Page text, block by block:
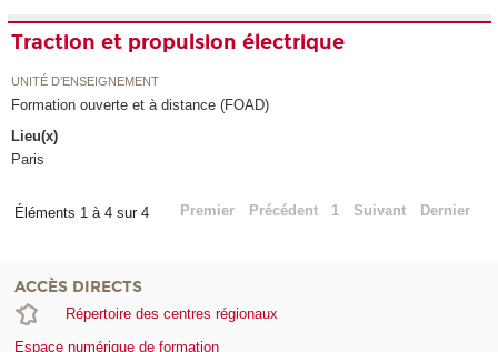
Traction et propulsion électrique
UNITÉ D’ENSEIGNEMENT
Formation ouverte et à distance (FOAD)
Lieu(x)
Paris
Éléments 1 à 4 sur 4 Premier Précédent 1 Suivant Dernier
ACCÈS DIRECTS
Répertoire des centres régionaux
Espace numérique de formation